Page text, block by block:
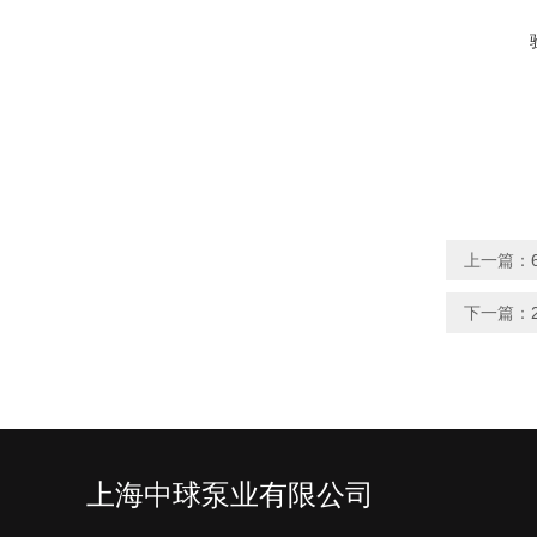
上一篇：
下一篇：
上海中球泵业有限公司